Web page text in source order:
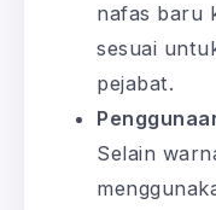
nafas baru
sesuai
pejabat.
Selain